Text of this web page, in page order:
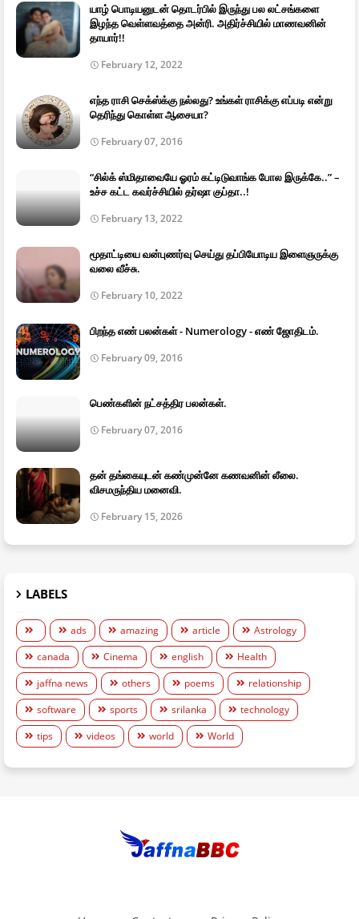
யாழ் பொடியனுடன் தொடர்பில் இருந்து பல லட்சங்களை
இழந்த வெள்ளவத்தை அன்ரி. அதிர்ச்சியில் மாணவனின்
தாயார்!!
February 12, 2022
எந்த ராசி செக்ஸ்க்கு நல்லது? உங்கள் ராசிக்கு எப்படி என்று
தெரிந்து கொள்ள ஆசையா?
February 07, 2016
“சில்க் ஸ்மிதாவையே ஓரம் கட்டிடுவாங்க போல இருக்கே..” –
உச்ச கட்ட கவர்ச்சியில் தர்ஷா குப்தா..!
February 13, 2022
மூதாட்டியை வன்புணர்வு செய்து தப்பியோடிய இளைஞருக்கு
வலை வீச்சு.
February 10, 2022
பிறந்த எண் பலன்கள் - Numerology - எண் ஜோதிடம்.
February 09, 2016
பெண்களின் நட்சத்திர பலன்கள்.
February 07, 2016
தன் தங்கையுடன் கண்முன்னே கணவனின் லீலை.
விசமருந்திய மனைவி.
February 15, 2026
LABELS
ads amazing article
Astrology
canada
Cinema english
Health
jaffna news
others poems
relationship
software
sports srilanka
technology
tips
videos world World